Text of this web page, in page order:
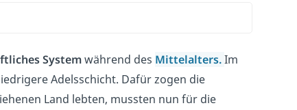
Systemwährend des Mittelalters.Im
Adelsschicht. Dafür zogen die
Land lebten, mussten nun für die